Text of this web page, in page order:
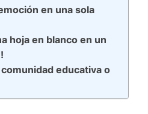
en una sola
hoja en blanco en un
educativa o